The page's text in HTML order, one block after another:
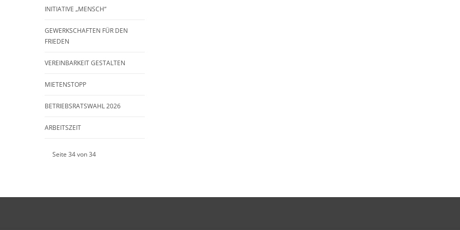
INITIATIVE „MENSCH“
GEWERKSCHAFTEN FÜR DEN
FRIEDEN
VEREINBARKEIT GESTALTEN
MIETENSTOPP
BETRIEBSRATSWAHL 2026
ARBEITSZEIT
Seite 34 von 34